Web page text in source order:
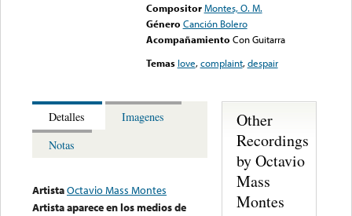
Compositor Montes, O. M.
Género Canción Bolero
Acompañamiento Con Guitarra
Temas love,complaint,despair
Detalles
Imagenes
Notas
ArtistaOctavio Mass Montes
Artista aparece en los medios de
Other
Recordings
by Octavio
Mass
Montes